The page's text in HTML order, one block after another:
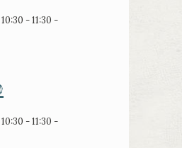
- 11:30 -
- 11:30 -